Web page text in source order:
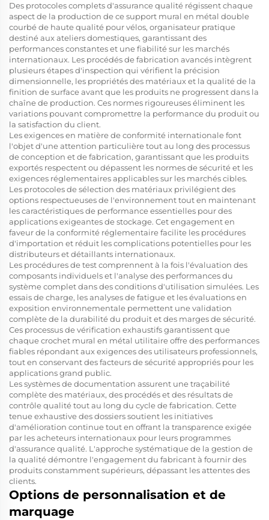
Des protocoles complets d'assurance qualité régissent chaque
aspect de la production de ce support mural en métal double
courbé de haute qualité pour vélos, organisateur pratique
destiné aux ateliers domestiques, garantissant des
performances constantes et une fiabilité sur les marchés
internationaux. Les procédés de fabrication avancés intègrent
plusieurs étapes d'inspection qui vérifient la précision
dimensionnelle, les propriétés des matériaux et la qualité de la
finition de surface avant que les produits ne progressent dans la
chaîne de production. Ces normes rigoureuses éliminent les
variations pouvant compromettre la performance du produit ou
la satisfaction du client.
Les exigences en matière de conformité internationale font
l'objet d'une attention particulière tout au long des processus
de conception et de fabrication, garantissant que les produits
exportés respectent ou dépassent les normes de sécurité et les
exigences réglementaires applicables sur les marchés cibles.
Les protocoles de sélection des matériaux privilégient des
options respectueuses de l'environnement tout en maintenant
les caractéristiques de performance essentielles pour des
applications exigeantes de stockage. Cet engagement en
faveur de la conformité réglementaire facilite les procédures
d'importation et réduit les complications potentielles pour les
distributeurs et détaillants internationaux.
Les procédures de test comprennent à la fois l'évaluation des
composants individuels et l'analyse des performances du
système complet dans des conditions d'utilisation simulées. Les
essais de charge, les analyses de fatigue et les évaluations en
exposition environnementale permettent une validation
complète de la durabilité du produit et des marges de sécurité.
Ces processus de vérification exhaustifs garantissent que
chaque crochet mural en métal utilitaire offre des performances
fiables répondant aux exigences des utilisateurs professionnels,
tout en conservant des facteurs de sécurité appropriés pour les
applications grand public.
Les systèmes de documentation assurent une traçabilité
complète des matériaux, des procédés et des résultats de
contrôle qualité tout au long du cycle de fabrication. Cette
tenue exhaustive des dossiers soutient les initiatives
d'amélioration continue tout en offrant la transparence exigée
par les acheteurs internationaux pour leurs programmes
d'assurance qualité. L'approche systématique de la gestion de
la qualité démontre l'engagement du fabricant à fournir des
produits constamment supérieurs, dépassant les attentes des
clients.
Options de personnalisation et de
marquage